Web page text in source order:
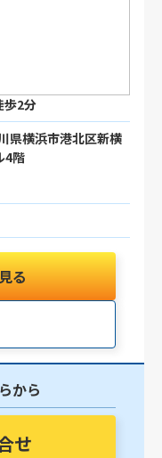
歩2分
県横浜市港北区新横
4階
る
から
せ